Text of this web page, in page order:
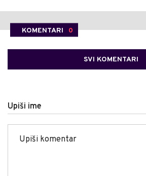
KOMENTARI 0
SVI KOMENTARI
Upiši ime